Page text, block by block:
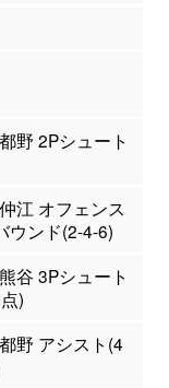
野 2Pシュート
江 オフェンス
ウンド(2-4-6)
谷 3Pシュート
)
野 アシスト(4